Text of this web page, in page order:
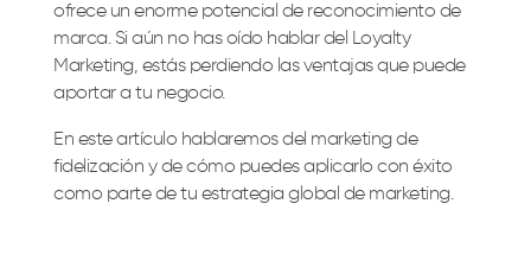
ofrece un enorme potencial de reconocimiento de
marca. Si aún no has oído hablar del Loyalty
Marketing, estás perdiendo las ventajas que puede
aportar a tu negocio.
En este artículo hablaremos del marketing de
fidelización y de cómo puedes aplicarlo con éxito
como parte de tu estrategia global de marketing.